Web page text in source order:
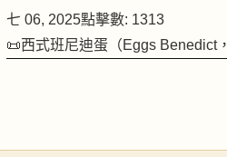
七 06, 2025點擊數: 1313
📜西式班尼迪蛋（Eggs Benedict